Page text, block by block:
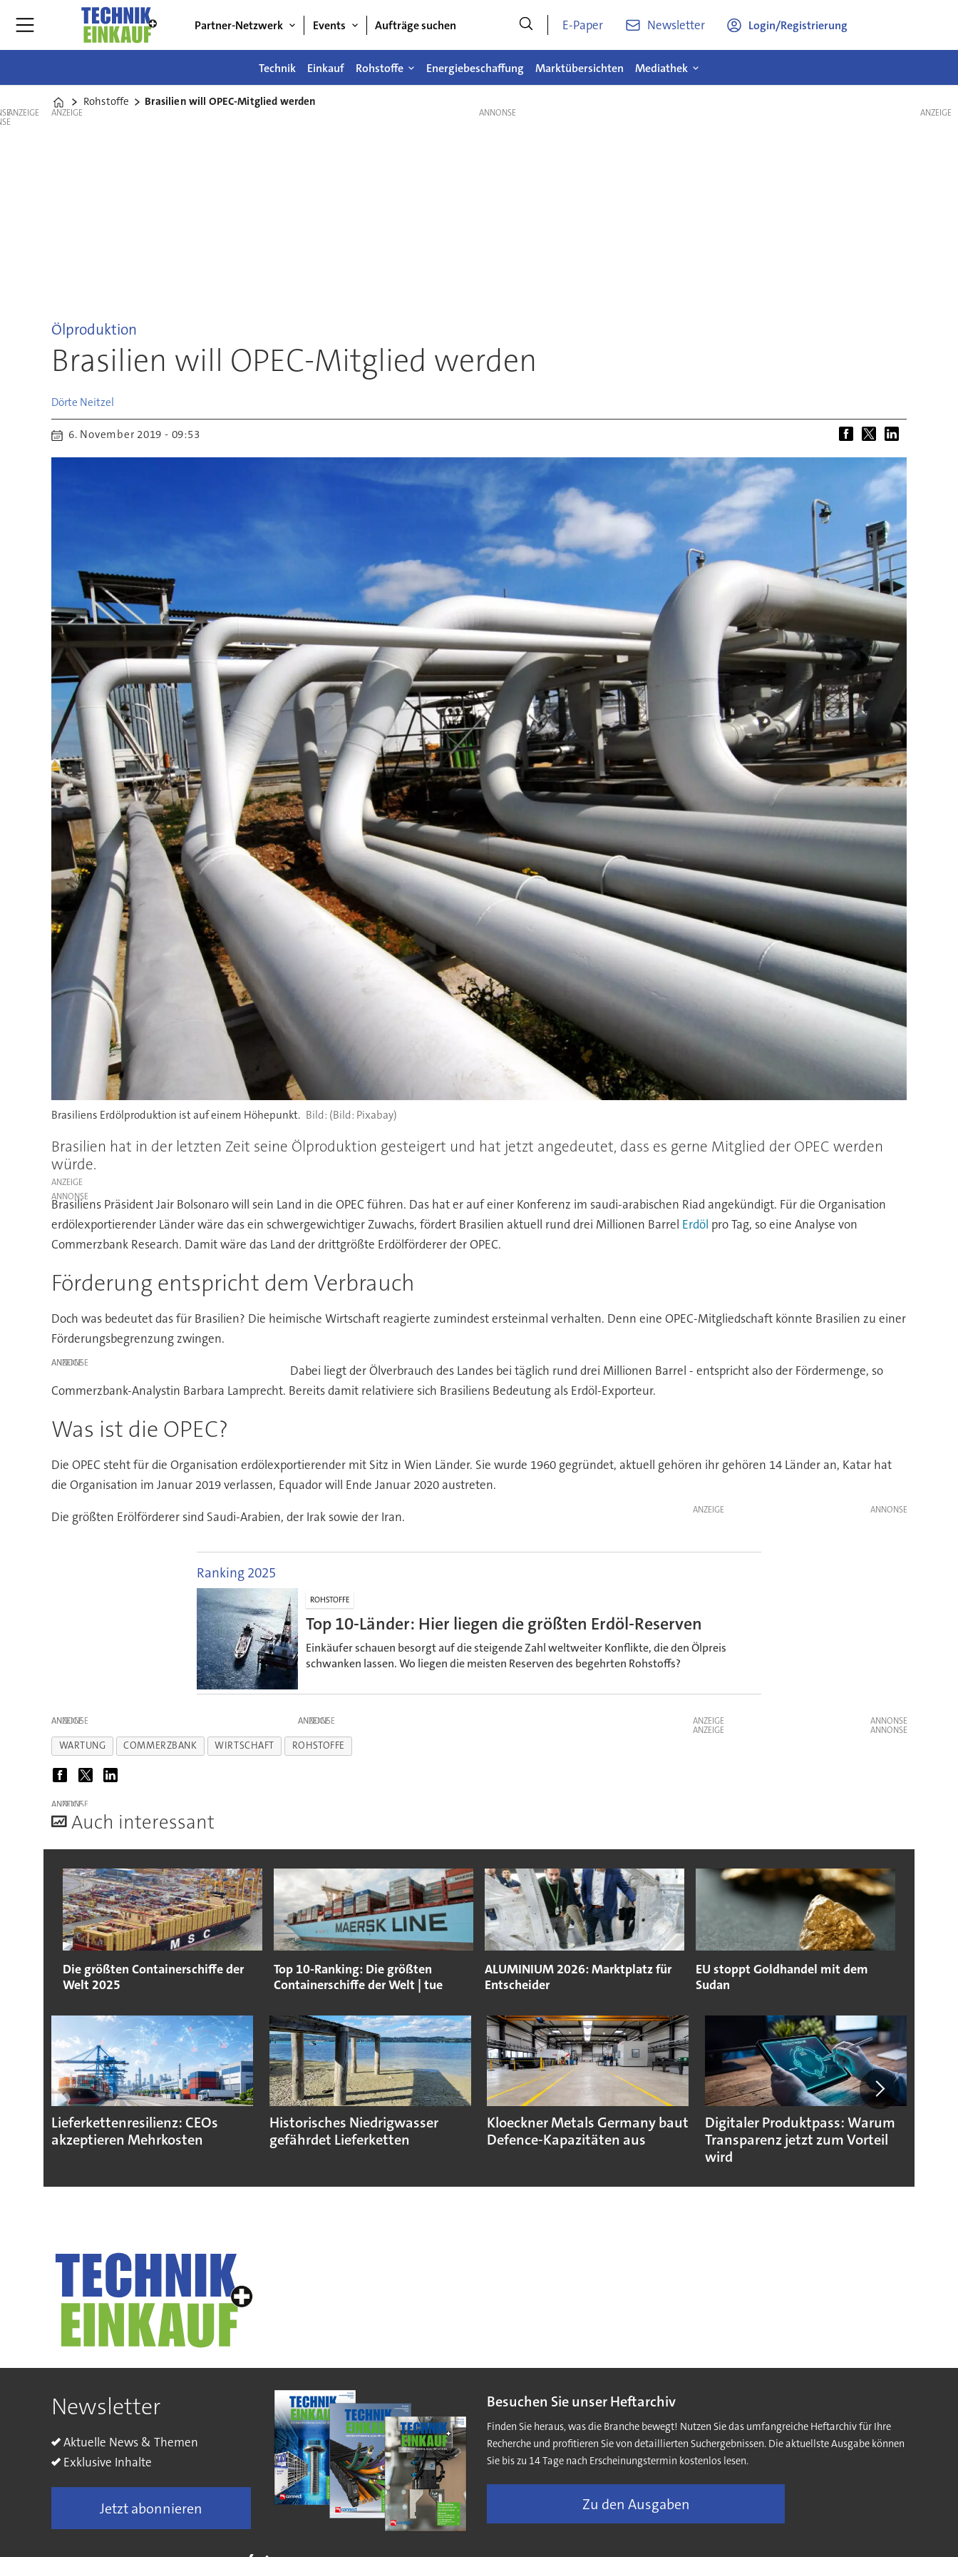
Partner-Netzwerk Events Aufträge suchen E-Paper Newsletter Login/Registrierung
Technik Einkauf Rohstoffe Energiebeschaffung Marktübersichten Mediathek
Home
Rohstoffe Brasilien will OPEC-Mitglied werden
ANZEIGE ANZEIGE
Ölproduktion
Brasilien will OPEC-Mitglied werden
Dörte Neitzel
6. November 2019 - 09:53
Brasiliens Erdölproduktion ist auf einem Höhepunkt. (Bild: Pixabay)
Brasilien hat in der letzten Zeit seine Ölproduktion gesteigert und hat jetzt angedeutet, dass es gerne Mitglied der OPEC werden
würde.
ANZEIGE
Brasiliens Präsident Jair Bolsonaro will sein Land in die OPEC führen. Das hat er auf einer Konferenz im saudi-arabischen Riad angekündigt. Für die Organisation
erdölexportierender Länder wäre das ein schwergewichtiger Zuwachs, fördert Brasilien aktuell rund drei Millionen Barrel Erdöl pro Tag, so eine Analyse von
Commerzbank Research. Damit wäre das Land der drittgrößte Erdölförderer der OPEC.
Förderung entspricht dem Verbrauch
Doch was bedeutet das für Brasilien? Die heimische Wirtschaft reagierte zumindest ersteinmal verhalten. Denn eine OPEC-Mitgliedschaft könnte Brasilien zu einer
Förderungsbegrenzung zwingen.
ANZEIGE
Dabei liegt der Ölverbrauch des Landes bei täglich rund drei Millionen Barrel - entspricht also der Fördermenge, so
Commerzbank-Analystin Barbara Lamprecht. Bereits damit relativiere sich Brasiliens Bedeutung als Erdöl-Exporteur.
Was ist die OPEC?
Die OPEC steht für die Organisation erdölexportierender mit Sitz in Wien Länder. Sie wurde 1960 gegründet, aktuell gehören ihr gehören 14 Länder an, Katar hat
die Organisation im Januar 2019 verlassen, Equador will Ende Januar 2020 austreten.
ANZEIGE
Die größten Erölförderer sind Saudi-Arabien, der Irak sowie der Iran.
Ranking 2025
ROHSTOFFE
Top 10-Länder: Hier liegen die größten Erdöl-Reserven
Einkäufer schauen besorgt auf die steigende Zahl weltweiter Konflikte, die den Ölpreis
schwanken lassen. Wo liegen die meisten Reserven des begehrten Rohstoffs?
ANZEIGE ANZEIGE
ANZEIGE
ANZEIGE
WARTUNG COMMERZBANK WIRTSCHAFT ROHSTOFFE
ANZEIGE
Auch interessant
Die größten Containerschiffe der
Welt 2025
Top 10-Ranking: Die größten
Containerschiffe der Welt | tue
ALUMINIUM 2026: Marktplatz für
Entscheider
EU stoppt Goldhandel mit dem
Sudan
Lieferkettenresilienz: CEOs
akzeptieren Mehrkosten
Historisches Niedrigwasser
gefährdet Lieferketten
Kloeckner Metals Germany baut
Defence-Kapazitäten aus
Digitaler Produktpass: Warum
Transparenz jetzt zum Vorteil
wird
ANZEIGE
Newsletter
Aktuelle News & Themen
Exklusive Inhalte
Jetzt abonnieren
Besuchen Sie unser Heftarchiv
Finden Sie heraus, was die Branche bewegt! Nutzen Sie das umfangreiche Heftarchiv für Ihre
Recherche und profitieren Sie von detaillierten Suchergebnissen. Die aktuellste Ausgabe können
Sie bis zu 14 Tage nach Erscheinungstermin kostenlos lesen.
Zu den Ausgaben